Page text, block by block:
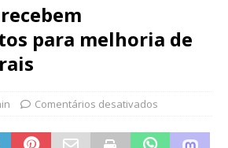
para melhoria de
Comentários desativados